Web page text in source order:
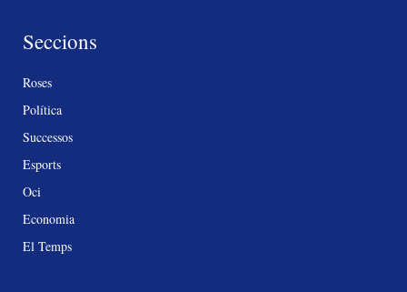
Seccions
Roses
Política
Successos
Esports
Oci
Economia
El Temps